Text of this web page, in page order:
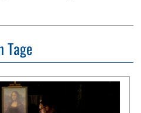
Tage